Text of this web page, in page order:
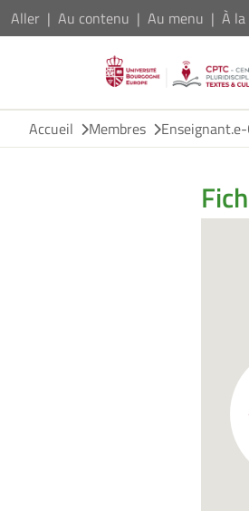
Aller Au contenu Au menu À
Accueil
Membres